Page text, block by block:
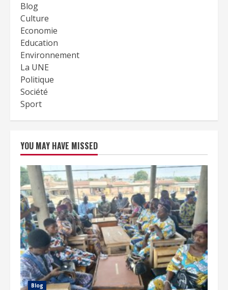
Blog
Culture
Economie
Education
Environnement
La UNE
Politique
Société
Sport
YOU MAY HAVE MISSED
Blog